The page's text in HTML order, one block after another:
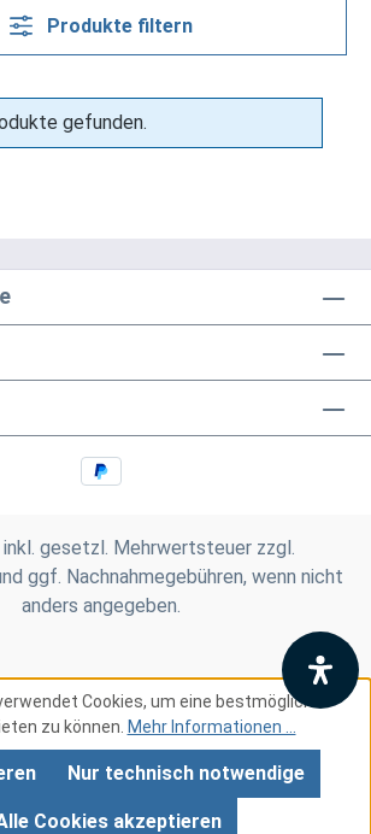
Produkte filtern
gefunden.
gesetzl. Mehrwertsteuer zzgl.
ggf. Nachnahmegebühren, wenn nicht
anders angegeben.
Cookies, um eine bestmögliche
zu können. Mehr Informationen ...
Nur technisch notwendige
Cookies akzeptieren